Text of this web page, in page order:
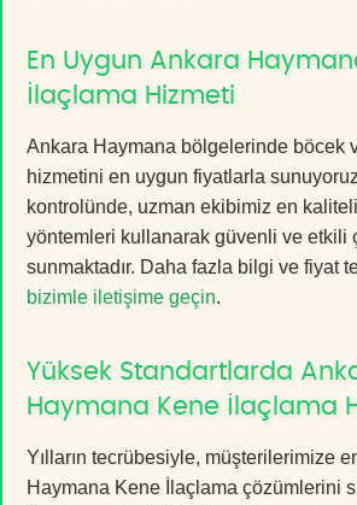
En Uygun Ankara
İlaçlama Hizmeti
Ankara Haymana bölgelerinde böcek
hizmetini en uygun fiyatlarla
kontrolünde, uzman ekibimiz en
yöntemleri kullanarak güvenli ve etkili
sunmaktadır. Daha fazla bilgi ve fiyat
bizimle iletişime geçin.
Yüksek Standartlarda
Haymana Kene İlaçlama
Yılların tecrübesiyle, müşterilerimize
Haymana Kene İlaçlama çözümlerini